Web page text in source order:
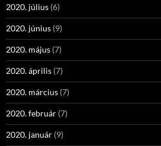
2020. július (6)
2020. június (9)
2020. május (7)
2020. április (7)
2020. március (7)
2020. február (7)
2020. január (9)